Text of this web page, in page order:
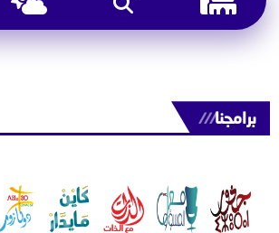
برامجنا///